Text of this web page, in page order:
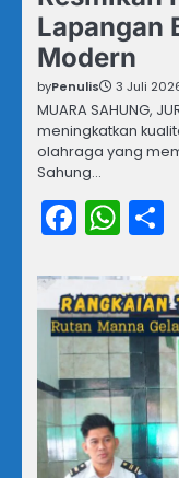
Lapangan
Modern
byPenulis 3 Juli
MUARA SAHUNG,
meningkatkan
olahraga yang
Sahung…